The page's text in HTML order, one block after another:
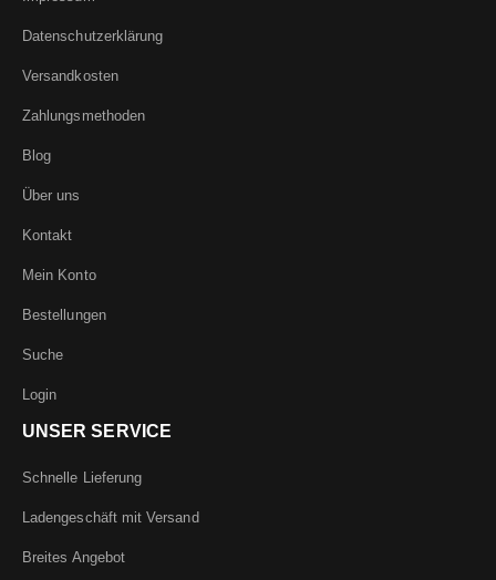
Datenschutzerklärung
Versandkosten
Zahlungsmethoden
Blog
Über uns
Kontakt
Mein Konto
Bestellungen
Suche
Login
UNSER SERVICE
Schnelle Lieferung
Ladengeschäft mit Versand
Breites Angebot